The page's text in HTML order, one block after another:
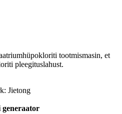
tootmismasin, et
pleegituslahust.
Jietong